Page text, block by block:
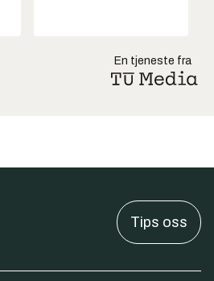
En tjeneste fra
Tips oss